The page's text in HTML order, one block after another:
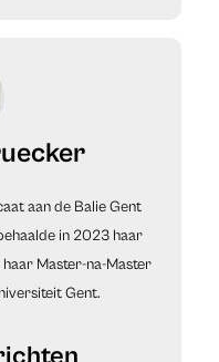
aan de Balie Gent
in 2023 haar
Master-na-Master
Gent.